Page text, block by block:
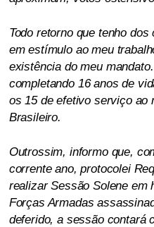
Todo retorno que tenho
em estímulo ao meu
existência do meu
completando 16 anos de
os 15 de efetivo serviço ao
Brasileiro.
Outrossim, informo que,
corrente ano, protocolei
realizar Sessão Solene em
Forças Armadas
deferido, a sessão contará